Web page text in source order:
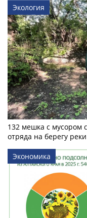
Экология
132 мешка с мусором
отряда на берегу
Экономика